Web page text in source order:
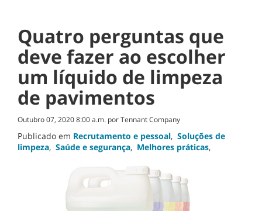
Quatro perguntas que
deve fazer ao escolher
um líquido de limpeza
de pavimentos
Outubro 07, 2020 8:00 a.m. por Tennant Company
Publicado em Recrutamento e pessoal, Soluções de
limpeza, Saúde e segurança, Melhores práticas,